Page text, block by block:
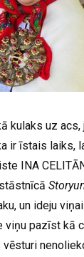
kulaks uz
ir īstais laiks,
INA
un ideju
viņu pazīst kā